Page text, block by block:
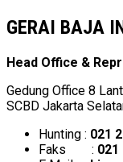
GERAI BAJA
Head Office &
Gedung Office 8
SCBD Jakarta
Hunting : 021
Faks : 021